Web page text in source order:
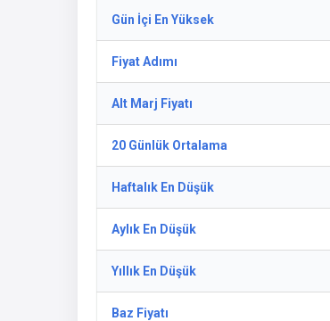
Gün İçi En Yüksek
Fiyat Adımı
Alt Marj Fiyatı
20 Günlük Ortalama
Haftalık En Düşük
Aylık En Düşük
Yıllık En Düşük
Baz Fiyatı